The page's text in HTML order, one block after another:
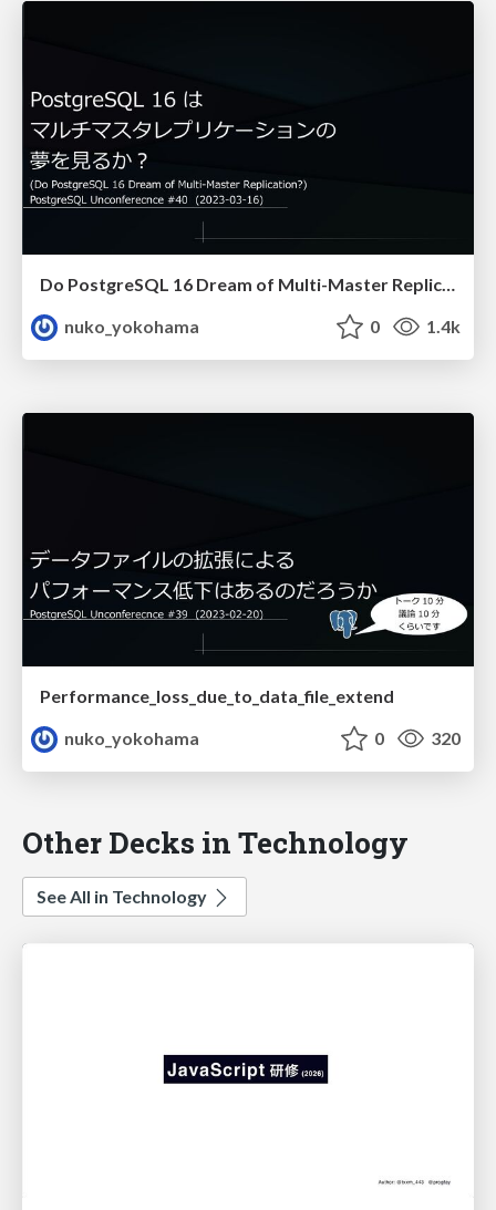
Do PostgreSQL 16 Dream of Multi-Master Replication?
nuko_yokohama
0 1.4k
Performance_loss_due_to_data_file_extend
nuko_yokohama
0 320
Other Decks in Technology
See All in Technology